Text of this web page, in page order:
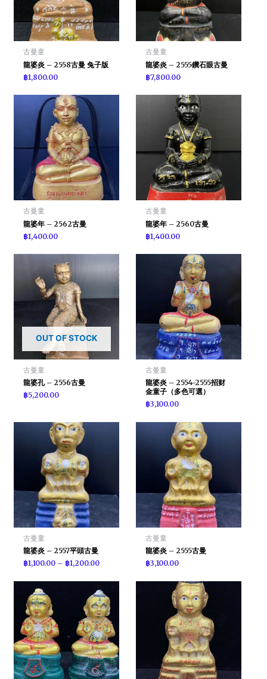
古曼童
龍婆炎 – 2558古曼 兔子版
฿1,800.00
古曼童
龍婆炎 – 2555鑽石眼古曼
฿7,800.00
古曼童
龍婆年 – 2562古曼
฿1,400.00
古曼童
龍婆年 – 2560古曼
฿1,400.00
OUT OF STOCK
古曼童
龍婆孔 – 2556古曼
฿5,200.00
古曼童
龍婆炎 – 2554-2555招财
金童子（多色可選）
฿3,100.00
古曼童
龍婆炎 – 2557平頭古曼
฿1,100.00 – ฿1,200.00
古曼童
龍婆炎 – 2555古曼
฿3,100.00